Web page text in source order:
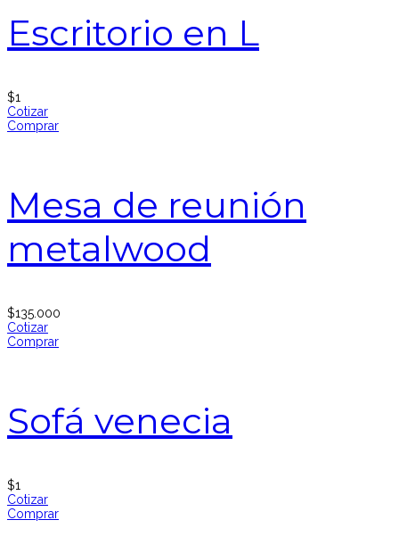
Escritorio en L
$1
Cotizar
Comprar
Mesa de reunión
metalwood
$135.000
Cotizar
Comprar
Sofá venecia
$1
Cotizar
Comprar